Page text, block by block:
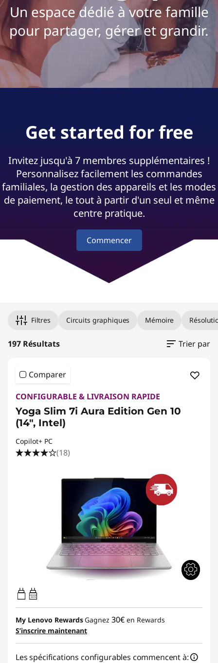
i
n
a
t
p
e
Un espace dédié à votre famille
pour partager, gérer et grandir.
Get started for free
Invitez jusqu'à 7 membres supplémentaires !
Personnalisez facilement les commandes
familiales, la gestion des appareils et les modes
de paiement, le tout à partir d'un seul et même
centre pratique.
Commencer
Filtres Circuits graphiques Mémoire
197 Résultats Trier par
Comparer
CONFIGURABLE & LIVRAISON RAPIDE
Yoga Slim 7i Aura Edition Gen 10
(14", Intel)
Copilot+ PC
(18)
45W-65W
USB PD
My Lenovo Rewards Gagnez 30€ en Rewards
S’inscrire maintenant
Les spécifications configurables commencent à: